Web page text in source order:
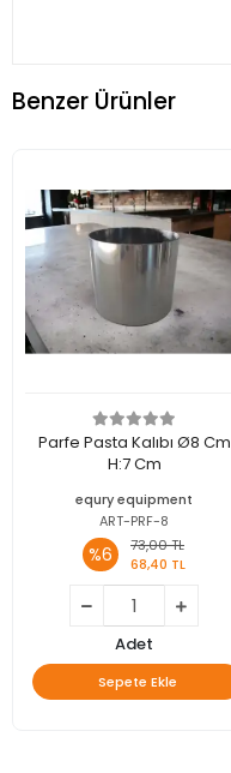
Benzer Ürünler
Parfe Pasta Kalıbı Ø8 Cm
H:7 Cm
equry equipment
ART-PRF-8
%6
73,00 TL
68,40 TL
Adet
Sepete Ekle